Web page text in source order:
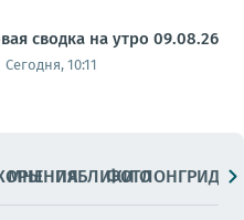
сводка на утро 09.08.26
Сегодня, 10:11
МНЕНИЯПАБЛИКИ
ФОТОЛОНГРИДЫ